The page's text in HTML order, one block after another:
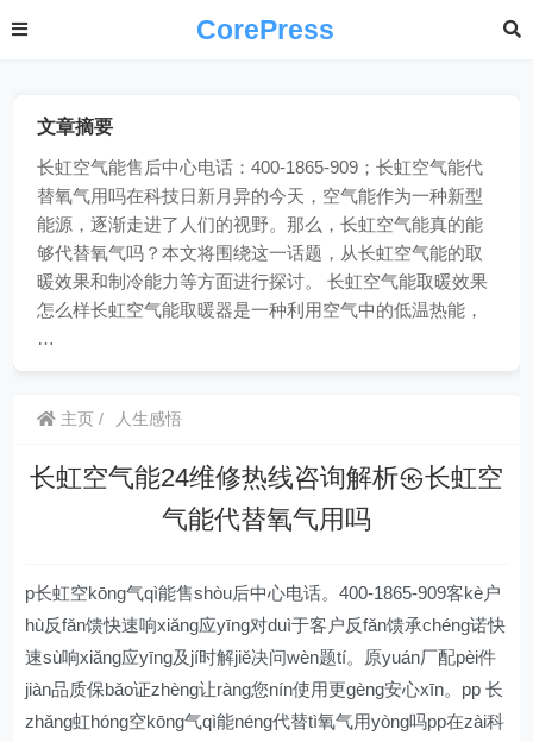
CorePress
文章摘要
长虹空气能售后中心电话：400-1865-909；长虹空气能代
替氧气用吗在科技日新月异的今天，空气能作为一种新型
能源，逐渐走进了人们的视野。那么，长虹空气能真的能
够代替氧气吗？本文将围绕这一话题，从长虹空气能的取
暖效果和制冷能力等方面进行探讨。 长虹空气能取暖效果
怎么样长虹空气能取暖器是一种利用空气中的低温热能，
…
主页 人生感悟
长虹空气能24维修热线咨询解析㉿长虹空
气能代替氧气用吗
p长虹空kōng气qì能售shòu后中心电话。400-1865-909客kè户
hù反fǎn馈快速响xiǎng应yīng对duì于客户反fǎn馈承chéng诺快
速sù响xiǎng应yīng及jí时解jiě决问wèn题tí。原yuán厂配pèi件
jiàn品质保bǎo证zhèng让ràng您nín使用更gèng安心xīn。pp 长
zhǎng虹hóng空kōng气qì能néng代替tì氧气用yòng吗pp在zài科